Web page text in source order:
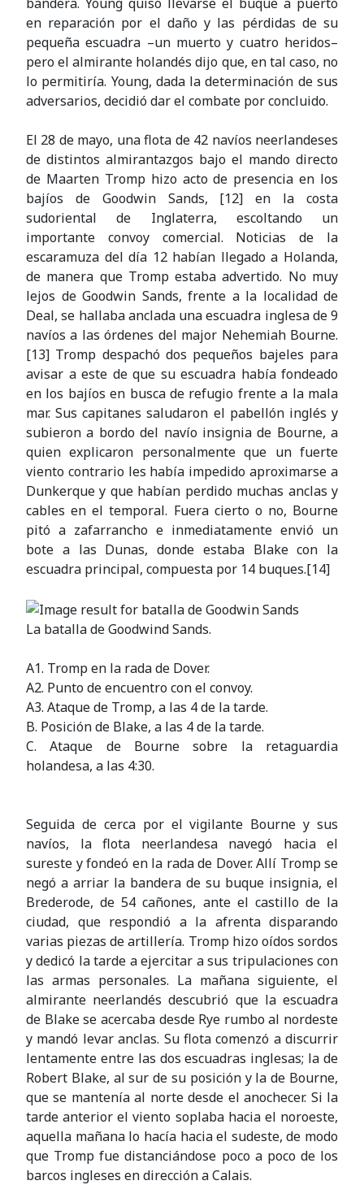
en reparación por el daño y las pérdidas de su
pequeña escuadra –un muerto y cuatro heridos–
pero el almirante holandés dijo que, en tal caso, no
lo permitiría. Young, dada la determinación de sus
adversarios, decidió dar el combate por concluido.
El 28 de mayo, una flota de 42 navíos neerlandeses
de distintos almirantazgos bajo el mando directo
de Maarten Tromp hizo acto de presencia en los
bajíos de Goodwin Sands, [12] en la costa
sudoriental de Inglaterra, escoltando un
importante convoy comercial. Noticias de la
escaramuza del día 12 habían llegado a Holanda,
de manera que Tromp estaba advertido. No muy
lejos de Goodwin Sands, frente a la localidad de
Deal, se hallaba anclada una escuadra inglesa de 9
navíos a las órdenes del major Nehemiah Bourne.
[13] Tromp despachó dos pequeños bajeles para
avisar a este de que su escuadra había fondeado
en los bajíos en busca de refugio frente a la mala
mar. Sus capitanes saludaron el pabellón inglés y
subieron a bordo del navío insignia de Bourne, a
quien explicaron personalmente que un fuerte
viento contrario les había impedido aproximarse a
Dunkerque y que habían perdido muchas anclas y
cables en el temporal. Fuera cierto o no, Bourne
pitó a zafarrancho e inmediatamente envió un
bote a las Dunas, donde estaba Blake con la
escuadra principal, compuesta por 14 buques.[14]
La batalla de Goodwind Sands.
A1. Tromp en la rada de Dover.
A2. Punto de encuentro con el convoy.
A3. Ataque de Tromp, a las 4 de la tarde.
B. Posición de Blake, a las 4 de la tarde.
C. Ataque de Bourne sobre la retaguardia
holandesa, a las 4:30.
Seguida de cerca por el vigilante Bourne y sus
navíos, la flota neerlandesa navegó hacia el
sureste y fondeó en la rada de Dover. Allí Tromp se
negó a arriar la bandera de su buque insignia, el
Brederode, de 54 cañones, ante el castillo de la
ciudad, que respondió a la afrenta disparando
varias piezas de artillería. Tromp hizo oídos sordos
y dedicó la tarde a ejercitar a sus tripulaciones con
las armas personales. La mañana siguiente, el
almirante neerlandés descubrió que la escuadra
de Blake se acercaba desde Rye rumbo al nordeste
y mandó levar anclas. Su flota comenzó a discurrir
lentamente entre las dos escuadras inglesas; la de
Robert Blake, al sur de su posición y la de Bourne,
que se mantenía al norte desde el anochecer. Si la
tarde anterior el viento soplaba hacia el noroeste,
aquella mañana lo hacía hacia el sudeste, de modo
que Tromp fue distanciándose poco a poco de los
barcos ingleses en dirección a Calais.